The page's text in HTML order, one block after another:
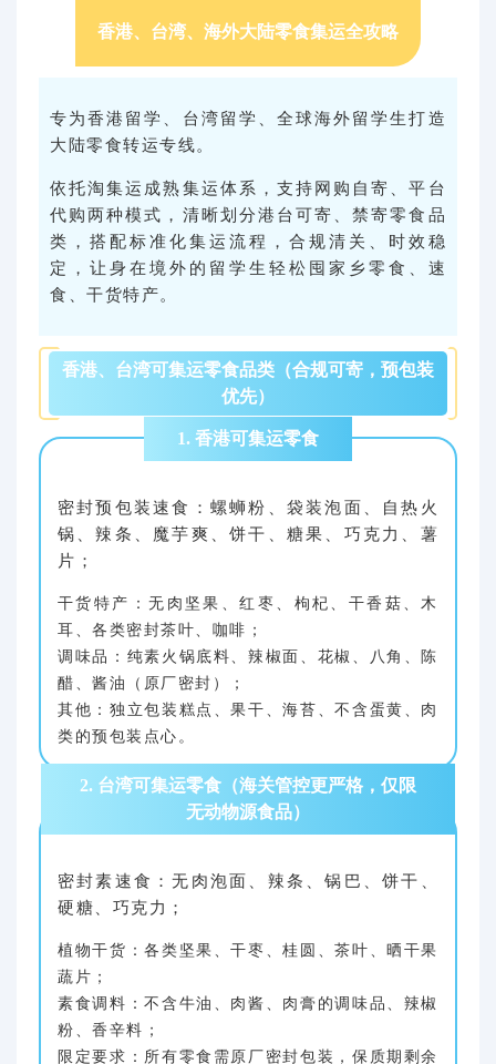
香港、台湾、海外大陆零食集运全攻略
专为香港留学、台湾留学、全球海外留学生打造
大陆零食转运专线。
依托淘集运成熟集运体系，支持网购自寄、平台
代购两种模式，清晰划分港台可寄、禁寄零食品
类，搭配标准化集运流程，合规清关、时效稳
定，让身在境外的留学生轻松囤家乡零食、速
食、干货特产。
香港、台湾可集运零食品类（合规可寄，预包装
优先）
1. 香港可集运零食
密封预包装速食：螺蛳粉、袋装泡面、自热火
锅、辣条、魔芋爽、饼干、糖果、巧克力、薯
片；
干货特产：无肉坚果、红枣、枸杞、干香菇、木
耳、各类密封茶叶、咖啡；
调味品：纯素火锅底料、辣椒面、花椒、八角、陈
醋、酱油（原厂密封）；
其他：独立包装糕点、果干、海苔、不含蛋黄、肉
类的预包装点心。
2. 台湾可集运零食（海关管控更严格，仅限
无动物源食品）
密封素速食：无肉泡面、辣条、锅巴、饼干、
硬糖、巧克力；
植物干货：各类坚果、干枣、桂圆、茶叶、晒干果
蔬片；
素食调料：不含牛油、肉酱、肉膏的调味品、辣椒
粉、香辛料；
限定要求：所有零食需原厂密封包装，保质期剩余